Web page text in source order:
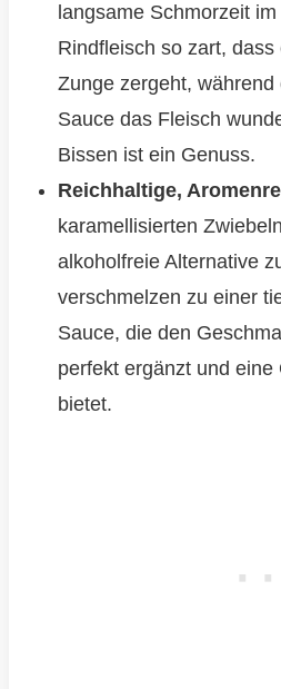
langsame Schmorzeit
Rindfleisch so zart,
Zunge zergeht,
Sauce das Fleisch
Bissen ist ein Genuss.
Reichhaltige,
karamellisierten
alkoholfreie Alternative
verschmelzen zu einer
Sauce, die den
perfekt ergänzt und
bietet.